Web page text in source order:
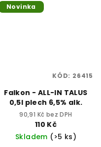
Novinka
Falkon - ALL-IN TALUS
0,5l plech 6,5% alk.
90,91 Kč bez DPH
110 Kč
Skladem (>5 ks)
KÓD: 26415